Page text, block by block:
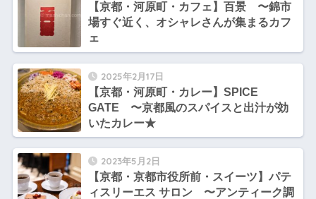
【京都・河原町・カフェ】百景 〜錦市
場すぐ近く、オシャレさんが集まるカフ
ェ
2025年2月17日
【京都・河原町・カレー】SPICE
GATE 〜京都風のスパイスと出汁が効
いたカレー★
2023年5月2日
【京都・京都市役所前・スイーツ】パテ
ィスリーエス サロン 〜アンティーク調